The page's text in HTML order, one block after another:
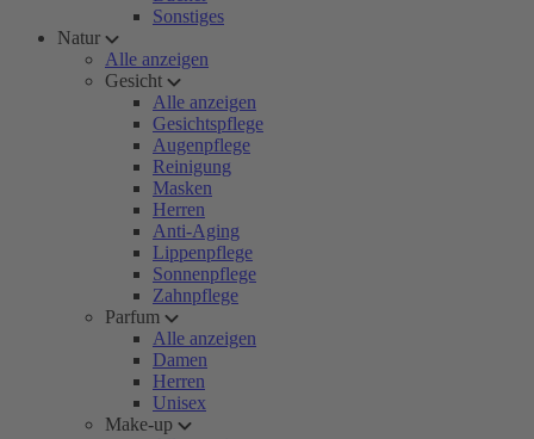
Sonstiges
Natur
Alle anzeigen
Gesicht
Alle anzeigen
Gesichtspflege
Augenpflege
Reinigung
Masken
Herren
Anti-Aging
Lippenpflege
Sonnenpflege
Zahnpflege
Parfum
Alle anzeigen
Damen
Herren
Unisex
Make-up